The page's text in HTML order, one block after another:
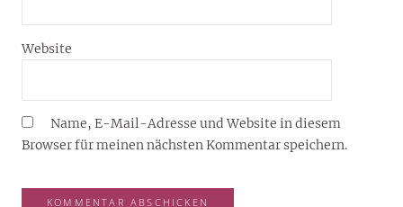
Website
Name, E-Mail-Adresse und Website in diesem
Browser für meinen nächsten Kommentar speichern.